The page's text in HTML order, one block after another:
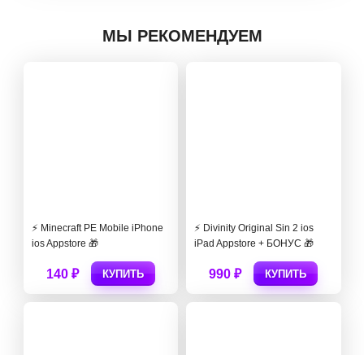
МЫ РЕКОМЕНДУЕМ
⚡️ Minecraft PE Mobile iPhone
ios Appstore 🎁
140 ₽ КУПИТЬ
⚡️ Divinity Original Sin 2 ios
iPad Appstore + БОНУС 🎁
990 ₽ КУПИТЬ